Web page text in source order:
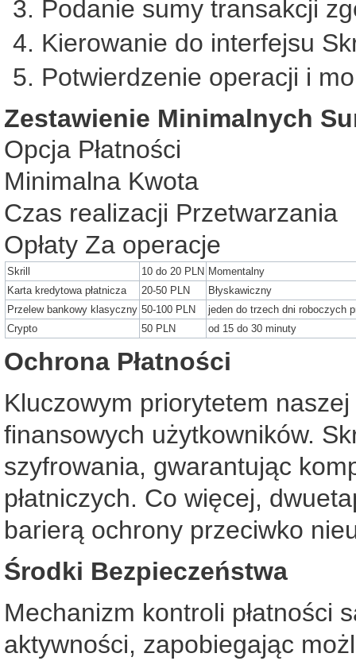
Podanie sumy transakcji
Kierowanie do interfejsu
Potwierdzenie operacji i
Zestawienie Minimalnych
Opcja Płatności
Minimalna Kwota
Czas realizacji Przetwarzania
Opłaty Za operacje
Skrill 10 do 20 PLN Momentalny
Karta kredytowa płatnicza
20-50 PLN
Błyskawiczny
Przelew bankowy klasyczny 50-100 PLN
jeden do trzech dni roboczych
Crypto
50 PLN od 15 do 30 minuty
Ochrona Płatności
Kluczowym priorytetem
finansowych użytkowników.
szyfrowania, gwarantując
płatniczych. Co więcej,
barierą ochrony przeciwko
Środki Bezpieczeństwa
Mechanizm kontroli płatności
aktywności, zapobiegając